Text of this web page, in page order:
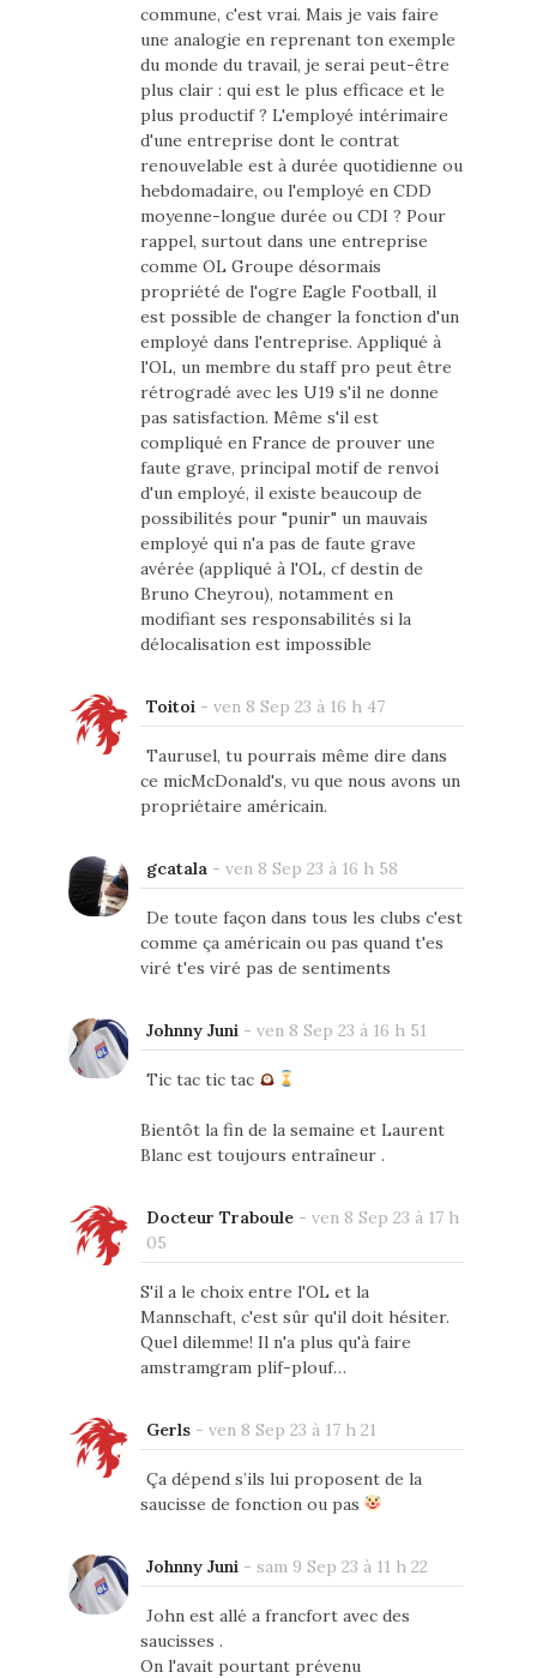
commune, c'est vrai. Mais je vais faire
une analogie en reprenant ton exemple
du monde du travail, je serai peut-être
plus clair : qui est le plus efficace et le
plus productif ? L'employé intérimaire
d'une entreprise dont le contrat
renouvelable est à durée quotidienne ou
hebdomadaire, ou l'employé en CDD
moyenne-longue durée ou CDI ? Pour
rappel, surtout dans une entreprise
comme OL Groupe désormais
propriété de l'ogre Eagle Football, il
est possible de changer la fonction d'un
employé dans l'entreprise. Appliqué à
l'OL, un membre du staff pro peut être
rétrogradé avec les U19 s'il ne donne
pas satisfaction. Même s'il est
compliqué en France de prouver une
faute grave, principal motif de renvoi
d'un employé, il existe beaucoup de
possibilités pour "punir" un mauvais
employé qui n'a pas de faute grave
avérée (appliqué à l'OL, cf destin de
Bruno Cheyrou), notamment en
modifiant ses responsabilités si la
délocalisation est impossible
Toitoi - ven 8 Sep 23 à 16 h 47
Taurusel, tu pourrais même dire dans
ce micMcDonald's, vu que nous avons un
propriétaire américain.
gcatala - ven 8 Sep 23 à 16 h 58
De toute façon dans tous les clubs c'est
comme ça américain ou pas quand t'es
viré t'es viré pas de sentiments
Johnny Juni - ven 8 Sep 23 à 16 h 51
Tic tac tic tac
Bientôt la fin de la semaine et Laurent
Blanc est toujours entraîneur .
Docteur Traboule- ven 8 Sep 23 à 17 h
05
S'il a le choix entre l'OL et la
Mannschaft, c'est sûr qu'il doit hésiter.
Quel dilemme! Il n'a plus qu'à faire
amstramgram plif-plouf…
Gerls- ven 8 Sep 23 à 17 h 21
Ça dépend s’ils lui proposent de la
saucisse de fonction ou pas
Johnny Juni - sam 9 Sep 23 à 11 h 22
John est allé a francfort avec des
saucisses .
On l'avait pourtant prévenu